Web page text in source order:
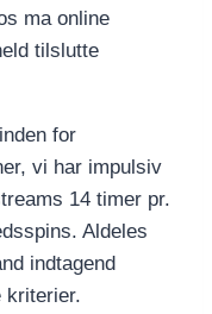
ma online
tilslutte
for
vi har impulsiv
14 timer pr.
Aldeles
indtagend
kriterier.